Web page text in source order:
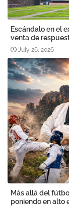
Escándalo en el
venta de
July 26, 2026
Más allá del
poniendo en alto